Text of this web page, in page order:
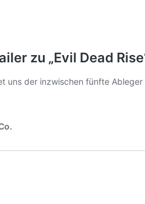
zu „Evil Dead
uns der inzwischen fünfte